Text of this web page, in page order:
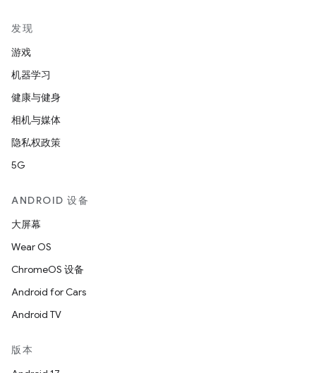
发现
游戏
机器学习
健康与健身
相机与媒体
隐私权政策
5G
ANDROID 设备
大屏幕
Wear OS
ChromeOS 设备
Android for Cars
Android TV
版本